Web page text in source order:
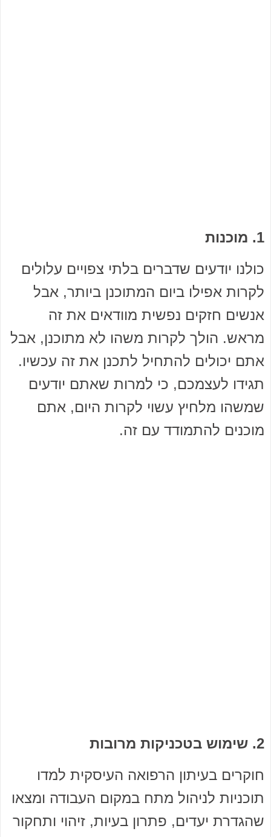
1. מוכנות
כולנו יודעים שדברים בלתי צפויים עלולים
לקרות אפילו ביום המתוכנן ביותר, אבל
אנשים חזקים נפשית מוודאים את זה
מראש. הולך לקרות משהו לא מתוכנן, אבל
אתם יכולים להתחיל לתכנן את זה עכשיו.
תגידו לעצמכם, כי למרות שאתם יודעים
שמשהו מלחיץ עשוי לקרות היום, אתם
מוכנים להתמודד עם זה.
2. שימוש בטכניקות מרובות
חוקרים בעיתון הרפואה העיסקית למדו
תוכניות לניהול מתח במקום העבודה ומצאו
שהגדרת יעדים, פתרון בעיות, זיהוי ותחקור